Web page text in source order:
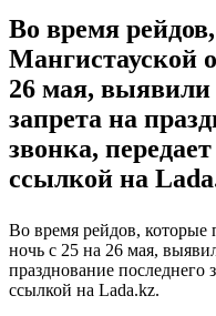
Во время
Мангистауской
26 мая,
запрета на
звонка,
ссылкой на
Во время рейдов, которые
ночь с 25 на 26 мая,
празднование последнего
ссылкой на Lada.kz.